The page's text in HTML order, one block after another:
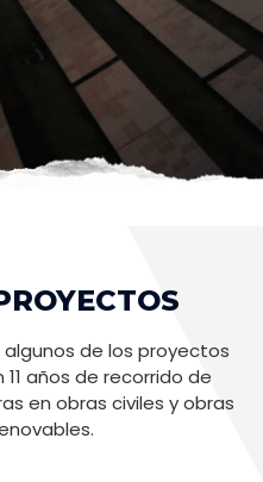
de los proyectos
años de recorrido de
en obras civiles y obras